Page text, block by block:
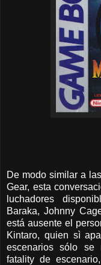
De modo similar a
Gear, esta
luchadores
Baraka, Johnny
está ausente el
Kintaro, quien sì
escenarios sólo se
fatality de